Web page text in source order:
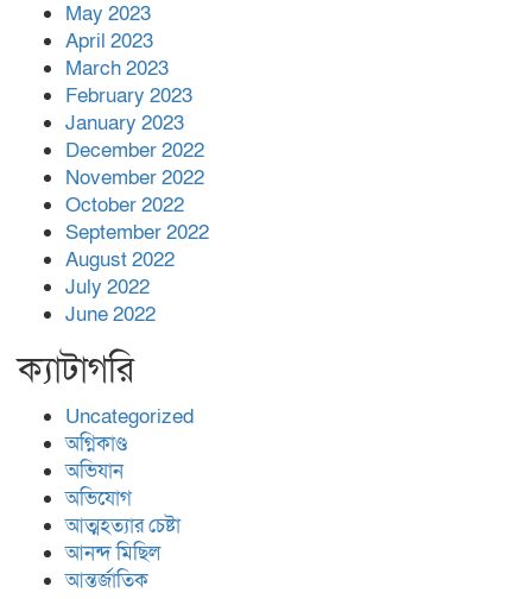
May 2023
April 2023
March 2023
February 2023
January 2023
December 2022
November 2022
October 2022
September 2022
August 2022
July 2022
June 2022
ক্যাটাগরি
Uncategorized
অগ্নিকাণ্ড
অভিযান
অভিযোগ
আত্মহত্যার চেষ্টা
আনন্দ মিছিল
আন্তর্জাতিক